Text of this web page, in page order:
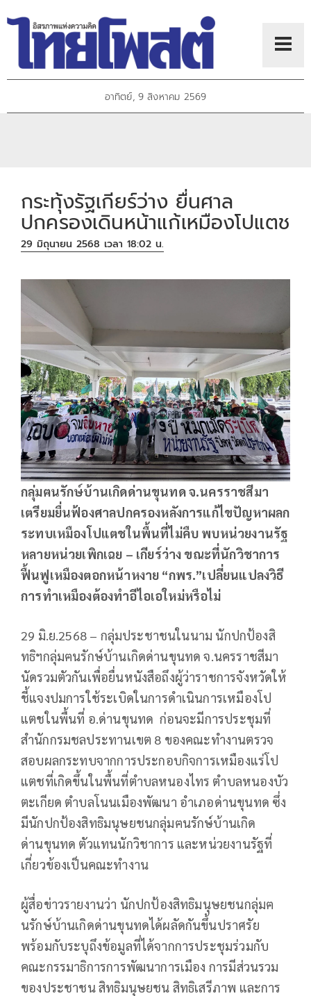
อาทิตย์, 9 สิงหาคม 2569
กระทุ้งรัฐเกียร์ว่าง ยื่นศาล
ปกครองเดินหน้าแก้เหมืองโปแตช
29 มิถุนายน 2568 เวลา 18:02 น.
กลุ่มฅนรักษ์บ้านเกิดด่านขุนทด จ.นครราชสีมา
เตรียมยื่นฟ้องศาลปกครองหลังการแก้ไขปัญหาผลก
ระทบเหมืองโปแตชในพื้นที่ไม่คืบ พบหน่วยงานรัฐ
หลายหน่วยเพิกเฉย – เกียร์ว่าง ขณะที่นักวิชาการ
ฟื้นฟูเหมืองตอกหน้าหงาย “กพร.”เปลี่ยนแปลงวิธี
การทำเหมืองต้องทำอีไอเอใหม่หรือไม่
29 มิ.ย.2568 – กลุ่มประชาชนในนาม นักปกป้องสิ
ทธิฯกลุ่มฅนรักษ์บ้านเกิดด่านขุนทด จ.นครราชสีมา
นัดรวมตัวกันเพื่อยื่นหนังสือถึงผู้ว่าราชการจังหวัดให้
ชี้แจงปมการใช้ระเบิดในการดำเนินการเหมืองโป
แตชในพื้นที่ อ.ด่านขุนทด ก่อนจะมีการประชุมที่
สำนักกรมชลประทานเขต 8 ของคณะทำงานตรวจ
สอบผลกระทบจากการประกอบกิจการเหมืองแร่โป
แตชที่เกิดขึ้นในพื้นที่ตำบลหนองไทร ตำบลหนองบัว
ตะเกียด ตำบลโนนเมืองพัฒนา อำเภอด่านขุนทด ซึ่ง
มีนักปกป้องสิทธิมนุษยชนกลุ่มฅนรักษ์บ้านเกิด
ด่านขุนทด ตัวแทนนักวิชาการ และหน่วยงานรัฐที่
เกี่ยวข้องเป็นคณะทำงาน
ผู้สื่อข่าวรายงานว่า นักปกป้องสิทธิมนุษยชนกลุ่มฅ
นรักษ์บ้านเกิดด่านขุนทดได้ผลัดกันขึ้นปราศรัย
พร้อมกับระบุถึงข้อมูลที่ได้จากการประชุมร่วมกับ
คณะกรรมาธิการการพัฒนาการเมือง การมีส่วนรวม
ของประชาชน สิทธิมนุษยชน สิทธิเสรีภาพ และการ